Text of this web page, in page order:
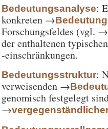
Bedeutungsanalyse:
konkreten →
Forschungsfeldes (vgl. →
der enthaltenen
-einschränkungen.
Bedeutungsstruktur:
verweisenden →
genomisch festgelegt
→